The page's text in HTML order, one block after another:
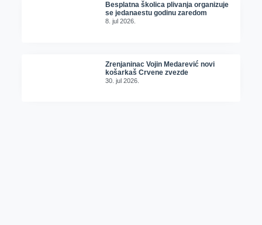
Besplatna školica plivanja organizuje
se jedanaestu godinu zaredom
8. jul 2026.
Zrenjaninac Vojin Medarević novi
košarkaš Crvene zvezde
30. jul 2026.